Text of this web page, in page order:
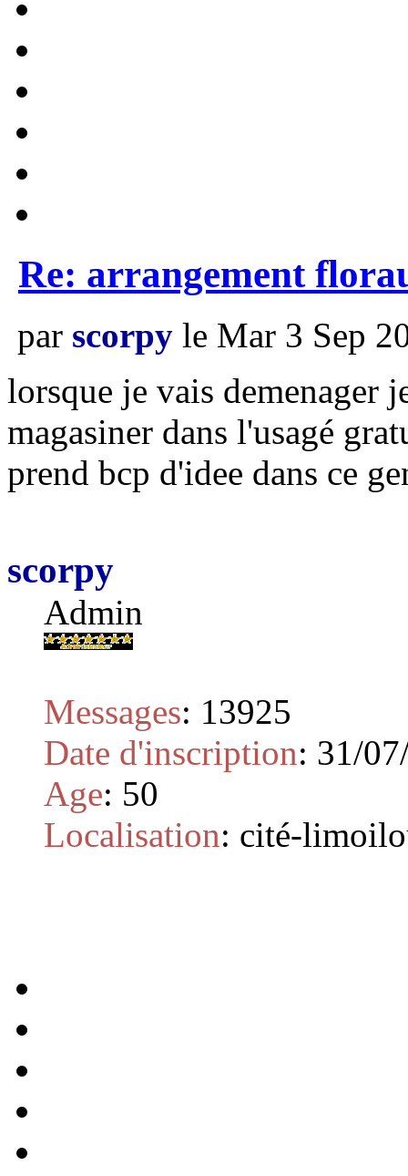
Re: arrangement
par scorpy le Mar 3 Sep
lorsque je vais demenager
magasiner dans l'usagé
prend bcp d'idee dans ce
scorpy
Admin
Messages: 13925
Date d'inscription: 31/
Age: 50
Localisation: cité-